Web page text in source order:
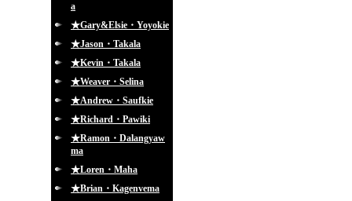
a
★Gary&Elsie・Yoyokie
★Jason・Takala
★Kevin・Takala
★Weaver・Selina
★Andrew・Saufkie
★Richard・Pawiki
★Ramon・Dalangyaw
ma
★Loren・Maha
★Brian・Kagenvema